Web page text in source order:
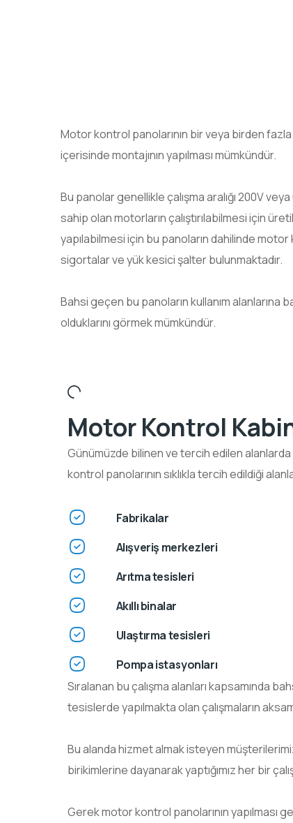
Motor kontrol panolarının bir veya birden fazla
içerisinde montajının yapılması mümkündür.
Bu panolar genellikle çalışma aralığı 200V
sahip olan motorların çalıştırılabilmesi için
yapılabilmesi için bu panoların dahilinde
sigortalar ve yük kesici şalter bulunmaktadır.
Bahsi geçen bu panoların kullanım alanlarına
olduklarını görmek mümkündür.
Motor Kontrol
Günümüzde bilinen ve tercih edilen alanlarda
kontrol panolarının sıklıkla tercih edildiği
Fabrikalar
Alışveriş merkezleri
Arıtma tesisleri
Akıllı binalar
Ulaştırma tesisleri
Pompa istasyonları
Sıralanan bu çalışma alanları kapsamında
tesislerde yapılmakta olan çalışmaların
Bu alanda hizmet almak isteyen
birikimlerine dayanarak yaptığımız her bir
Gerek motor kontrol panolarının yapılması